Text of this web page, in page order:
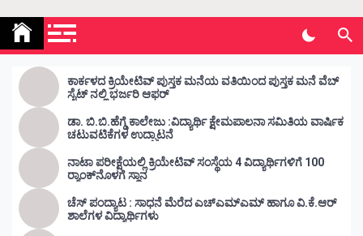
Kunda Vahini – ಕುಂದ ವಾಹಿನಿ
ಕಾರ್ಕಳದ ಕ್ರಿಯೇಟಿವ್ ಪುಸ್ತಕ ಮನೆಯ ವತಿಯಿಂದ ಪುಸ್ತಕ ಮನೆ ವೆಬ್
ಸೈಟ್ ನಲ್ಲಿ ಭರ್ಜರಿ ಆಫರ್
ಡಾ. ಬಿ.ಬಿ.ಹೆಗ್ಡೆ ಕಾಲೇಜು :ವಿದ್ಯಾರ್ಥಿ ಕ್ಷೇಮಪಾಲನಾ ಸಮಿತಿಯ ವಾರ್ಷಿಕ
ಚಟುವಟಿಕೆಗಳ ಉದ್ಘಾಟನೆ
ನಾಟಾ ಪರೀಕ್ಷೆಯಲ್ಲಿ ಕ್ರಿಯೇಟಿವ್ ಸಂಸ್ಥೆಯ 4 ವಿದ್ಯಾರ್ಥಿಗಳಿಗೆ 100
ರ‍್ಯಾಂಕ್‌ನೊಳಗೆ ಸ್ಥಾನ
ಚೆಸ್ ಪಂದ್ಯಾಟ : ಸಾಧನೆ ಮೆರೆದ ಎಚ್ಎಮ್ಎಮ್ ಹಾಗೂ ವಿ.ಕೆ.ಆರ್
ಶಾಲೆಗಳ ವಿದ್ಯಾರ್ಥಿಗಳು